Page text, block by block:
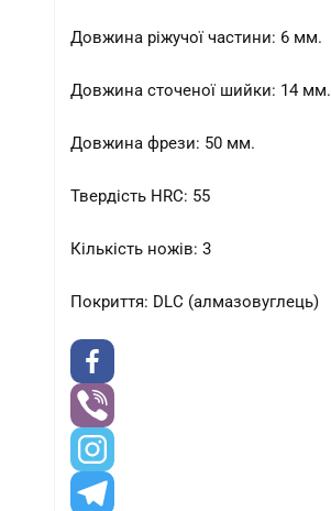
Довжина ріжучої частини: 6 мм.
Довжина сточеної шийки: 14 мм.
Довжина фрези: 50 мм.
Твердість HRC: 55
Кількість ножів: 3
Покриття: DLC (алмазовуглець)